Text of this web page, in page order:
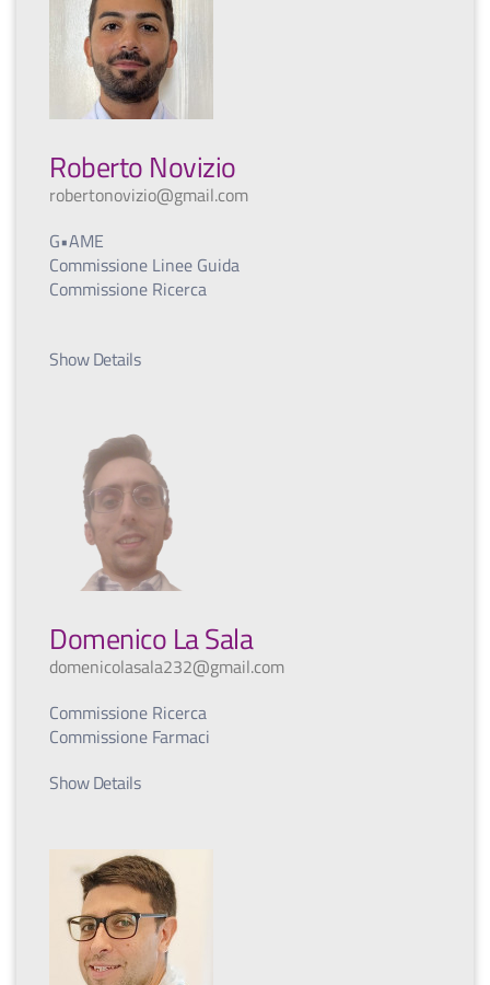
Roberto Novizio
robertonovizio@gmail.com
G•AME
Commissione Linee Guida
Commissione Ricerca
Show Details
Domenico La Sala
domenicolasala232@gmail.com
Commissione Ricerca
Commissione Farmaci
Show Details